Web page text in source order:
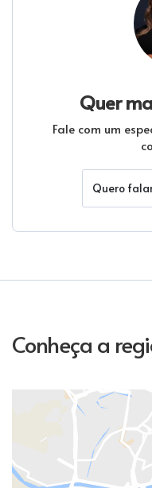
Quer
Fale com um
Quero
Conheça a